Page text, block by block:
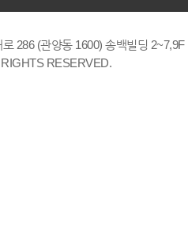
286 (관양동 1600) 송백빌딩
RESERVED.